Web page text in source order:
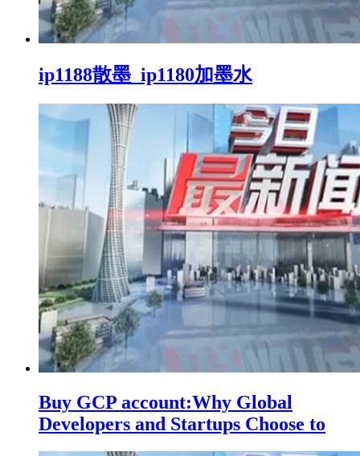
ip1188散墨_ip1180加墨水
Buy GCP account:Why Global
Developers and Startups Choose to